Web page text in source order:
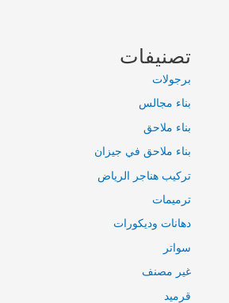
تصنيفات
برجولات
بناء مجالس
بناء ملاحق
بناء ملاحق في جيزان
تركيب هناجر الرياض
ترميمات
دهانات وديكورات
سواتر
غير مصنف
قرميد